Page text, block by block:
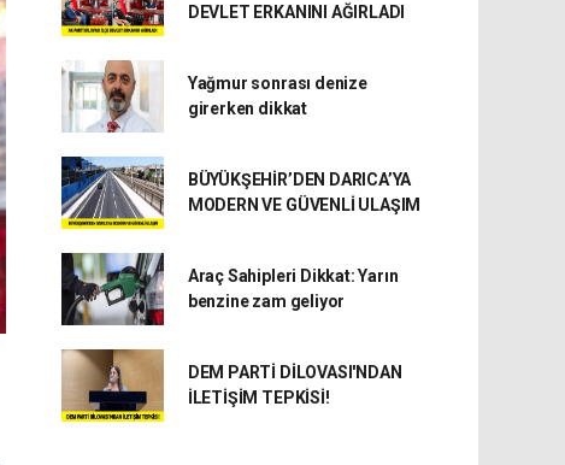
DEVLET ERKANINI AĞIRLADI
Yağmur sonrası denize
girerken dikkat
BÜYÜKŞEHİR’DEN DARICA’YA
MODERN VE GÜVENLİ ULAŞIM
Araç Sahipleri Dikkat: Yarın
benzine zam geliyor
DEM PARTİ DİLOVASI'NDAN
İLETİŞİM TEPKİSİ!